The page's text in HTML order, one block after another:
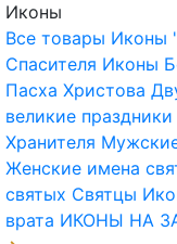
Иконы
Все товары Иконы
Спасителя Иконы
Пасха Христова
великие праздники
Хранителя
Женские имена
святых Святцы
врата ИКОНЫ НА